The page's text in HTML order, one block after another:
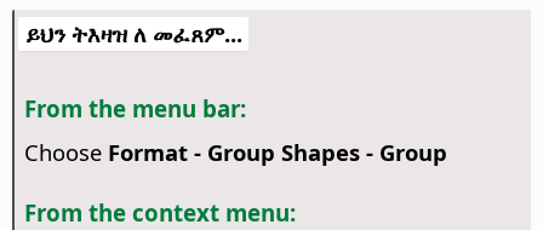
ይህን ትእዛዝ ለ መፈጸም...
From the menu bar:
Choose Format - Group Shapes - Group
From the context menu: